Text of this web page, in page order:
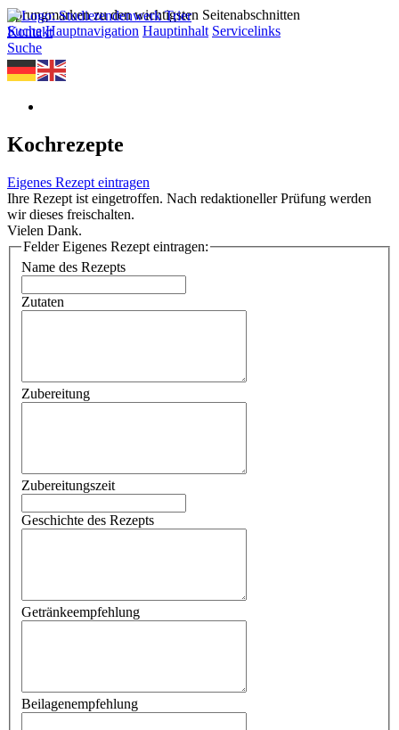
Sprungmarken zu den wichtigsten Seitenabschnitten
Suche Hauptnavigation Hauptinhalt Servicelinks
Kontakt
Suche
Kochrezepte
Eigenes Rezept eintragen
Ihre Rezept ist eingetroffen. Nach redaktioneller Prüfung werden
wir dieses freischalten.
Vielen Dank.
Felder Eigenes Rezept eintragen:
Name des Rezepts
Zutaten
Zubereitung
Zubereitungszeit
Geschichte des Rezepts
Getränkeempfehlung
Beilagenempfehlung